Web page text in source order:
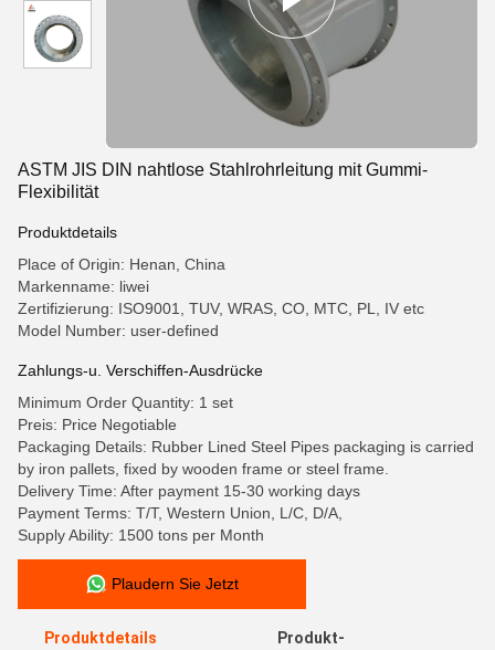
ASTM JIS DIN nahtlose Stahlrohrleitung mit Gummi-
Flexibilität
Produktdetails
Place of Origin: Henan, China
Markenname: liwei
Zertifizierung: ISO9001, TUV, WRAS, CO, MTC, PL, IV etc
Model Number: user-defined
Zahlungs-u. Verschiffen-Ausdrücke
Minimum Order Quantity: 1 set
Preis: Price Negotiable
Packaging Details: Rubber Lined Steel Pipes packaging is carried
by iron pallets, fixed by wooden frame or steel frame.
Delivery Time: After payment 15-30 working days
Payment Terms: T/T, Western Union, L/C, D/A,
Supply Ability: 1500 tons per Month
Plaudern Sie Jetzt
Produktdetails
Produkt-